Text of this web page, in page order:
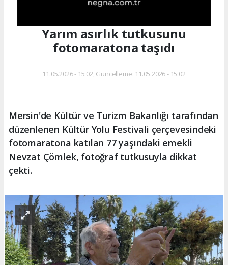
Yarım asırlık tutkusunu
fotomaratona taşıdı
11.05.2026 - 15:02, Güncelleme: 11.05.2026 - 15:02
Mersin'de Kültür ve Turizm Bakanlığı tarafından
düzenlenen Kültür Yolu Festivali çerçevesindeki
fotomaratona katılan 77 yaşındaki emekli
Nevzat Çömlek, fotoğraf tutkusuyla dikkat
çekti.